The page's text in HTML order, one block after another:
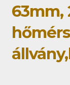
63mm,